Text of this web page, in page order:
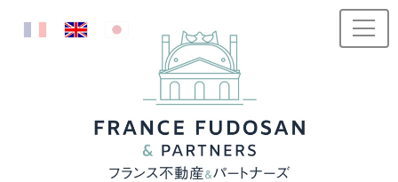
Skip to content